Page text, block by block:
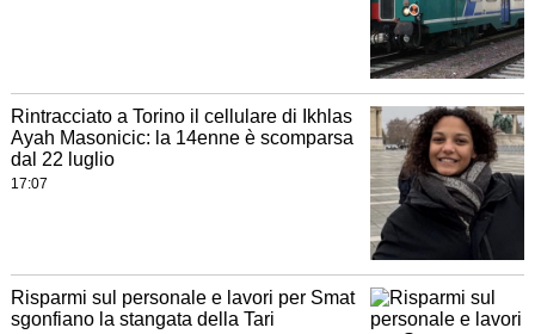
Rintracciato a Torino il cellulare di Ikhlas
Ayah Masonicic: la 14enne è scomparsa
dal 22 luglio
17:07
Risparmi sul personale e lavori per Smat
sgonfiano la stangata della Tari